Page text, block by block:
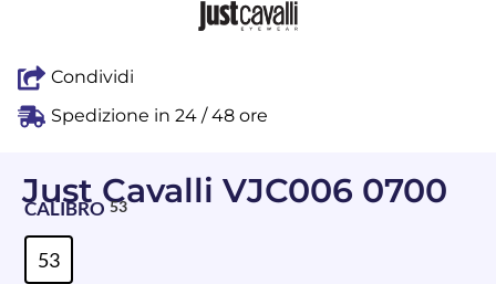
Condividi
Spedizione in 24 / 48 ore
Just Cavalli VJC006 0700
CALIBRO 53
53